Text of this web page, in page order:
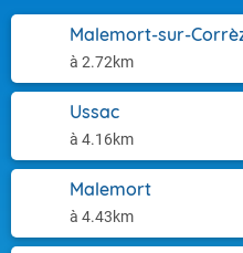
Malemort-sur-
à 2.72km
Ussac
à 4.16km
Malemort
à 4.43km